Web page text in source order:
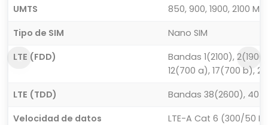
UMTS
850, 900, 1900, 2100
Tipo de SIM
Nano SIM
LTE (FDD)
Bandas 1(2100),
12(700 a), 17(700 b),
LTE (TDD)
Bandas 38(2600),
Velocidad de datos
LTE-A Cat 6 (300/50